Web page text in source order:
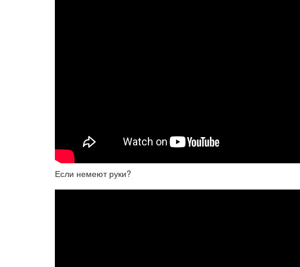
Если немеют руки?